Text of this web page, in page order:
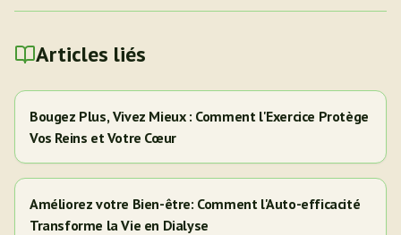
Articles liés
Bougez Plus, Vivez Mieux : Comment l'Exercice Protège
Vos Reins et Votre Cœur
Améliorez votre Bien-être: Comment l'Auto-efficacité
Transforme la Vie en Dialyse